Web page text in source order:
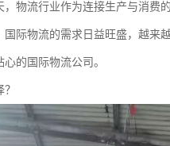
物流行业作为连接生产与消费
际物流的需求日益旺盛，越来
的国际物流公司。